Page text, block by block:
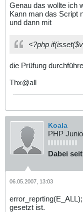
Genau das wollte ich
Kann man das Script
und dann mit
<?php
die Prüfung
Thx@all
Koala
PHP
Dabei
06.05.2007, 13:03
gesetzt ist.